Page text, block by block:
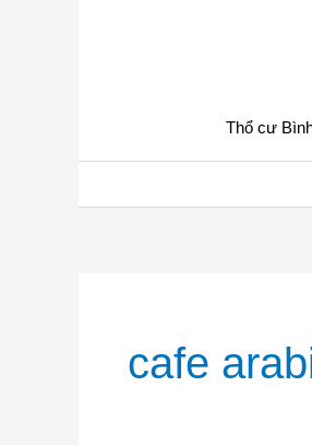
Thổ cư
cafe